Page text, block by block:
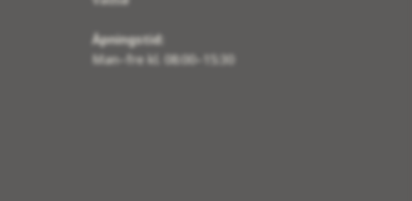
Åpningstid:
Man–fre kl. 08:00–15:30